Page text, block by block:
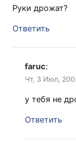
Руки дрожат?
Ответить
faruc:
Чт, 3 Июл,
у тебя не
Ответить